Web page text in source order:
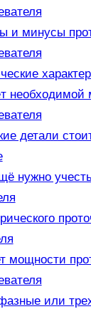
минусы
необходимой
детали
нужно
мощности
или